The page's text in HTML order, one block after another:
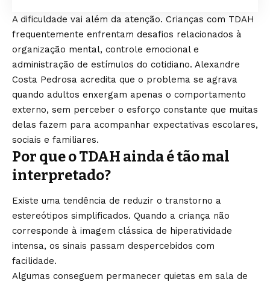
A dificuldade vai além da atenção. Crianças com TDAH
frequentemente enfrentam desafios relacionados à
organização mental, controle emocional e
administração de estímulos do cotidiano. Alexandre
Costa Pedrosa acredita que o problema se agrava
quando adultos enxergam apenas o comportamento
externo, sem perceber o esforço constante que muitas
delas fazem para acompanhar expectativas escolares,
sociais e familiares.
Por que o TDAH ainda é tão mal
interpretado?
Existe uma tendência de reduzir o transtorno a
estereótipos simplificados. Quando a criança não
corresponde à imagem clássica de hiperatividade
intensa, os sinais passam despercebidos com
facilidade.
Algumas conseguem permanecer quietas em sala de